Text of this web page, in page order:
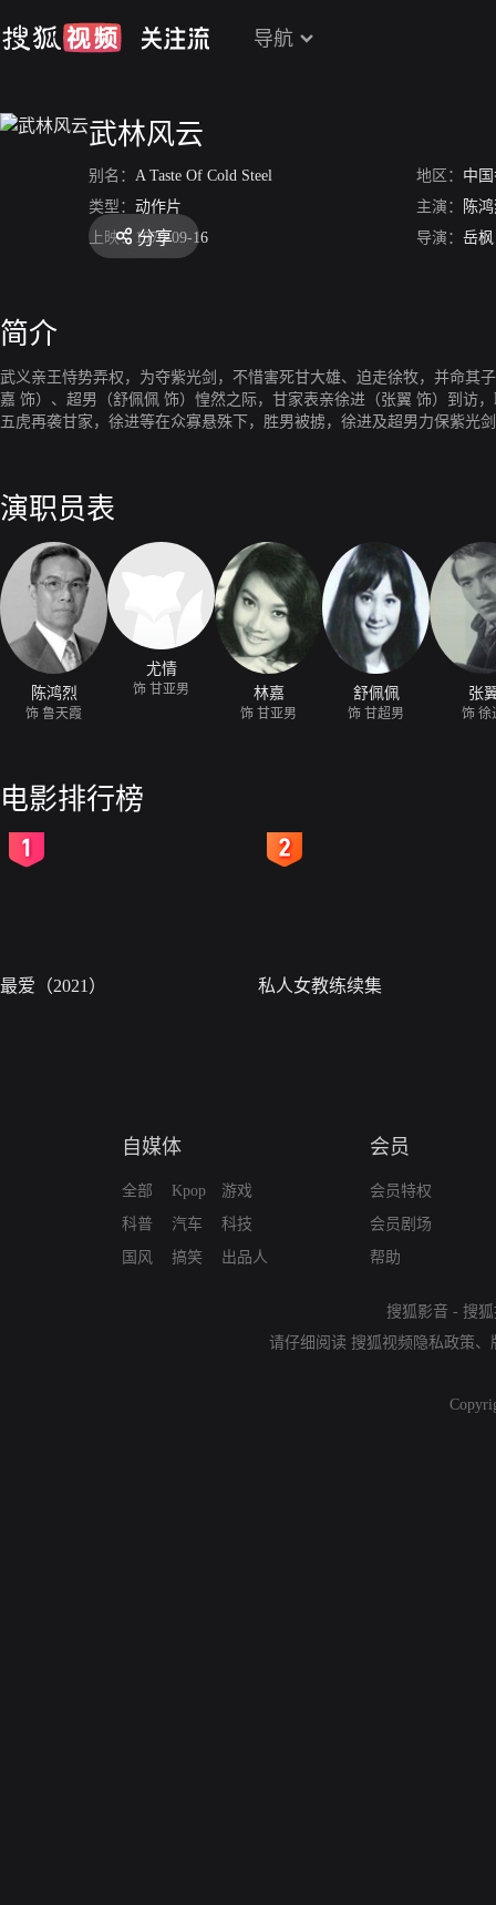
导航
武林风云
别名： A Taste Of Cold Steel 地区： 中
类型： 动作片 主演：
陈
上映： 1970-09-16 导演： 岳枫
分享
简介
武义亲王恃势弄权，为夺紫光剑，不惜害死甘大雄、迫走徐牧，并命其
嘉 饰）、超男（舒佩佩 饰）惶然之际，甘家表亲徐进（张翼 饰）到访
五虎再袭甘家，徐进等在众寡悬殊下，胜男被掳，徐进及超男力保紫
演职员表
陈鸿烈
饰 鲁天霞
尤情
饰 甘亚男 林嘉
饰 甘亚男
舒佩佩
饰 甘超男
张
饰 徐
电影排行榜
最爱（2021） 私人女教练续集
自媒体
全部
科普
国风
Kpop
汽车
搞笑
游戏
科技
出品人
会员
会员特权
会员剧场
帮助
搜狐影音 - 搜
请仔细阅读 搜狐视频隐私政策、